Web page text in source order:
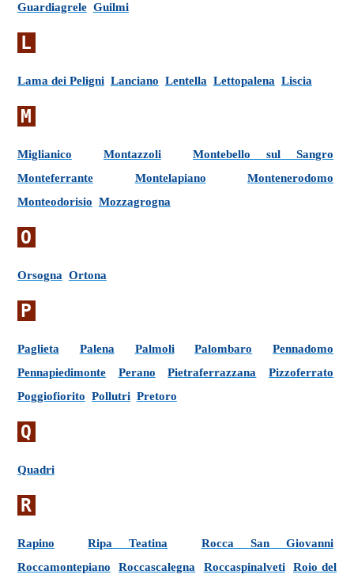
Guardiagrele Guilmi
L
Lama dei Peligni Lanciano Lentella Lettopalena Liscia
M
Miglianico Montazzoli
Montebello sul Sangro
Monteferrante
Montelapiano
Montenerodomo
Monteodorisio Mozzagrogna
O
Orsogna Ortona
P
Paglieta Palena Palmoli Palombaro
Pennadomo
Pennapiedimonte
Perano Pietraferrazzana
Pizzoferrato
Poggiofiorito Pollutri Pretoro
Q
Quadri
R
Rapino Ripa Teatina
Rocca San Giovanni
Roccamontepiano
Roccascalegna Roccaspinalveti
Roio del